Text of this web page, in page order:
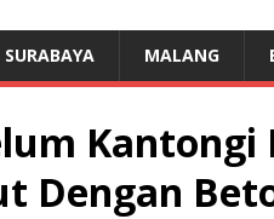
SURABAYA MALANG
Kantongi
Dengan